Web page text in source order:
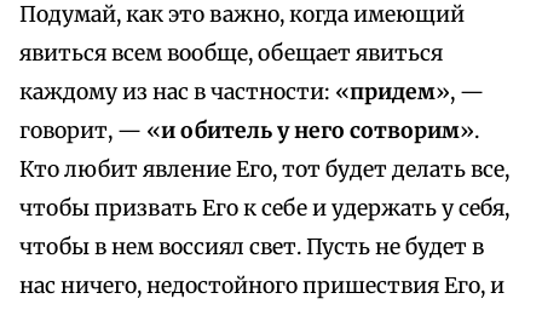
Подумай, как это важно, когда имеющий
явиться всем вообще, обещает явиться
каждому из нас в частности: «придем», —
говорит, — «и обитель у него сотворим».
Кто любит явление Его, тот будет делать все,
чтобы призвать Его к себе и удержать у себя,
чтобы в нем воссиял свет. Пусть не будет в
нас ничего, недостойного пришествия Его, и